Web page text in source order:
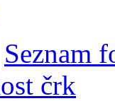
Seznam
črk